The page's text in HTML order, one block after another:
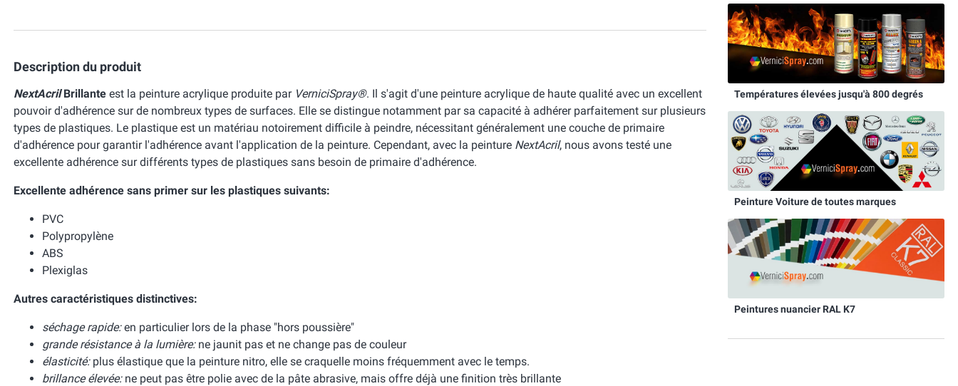
Description du produit
NextAcrilBrillante est la peinture acrylique produite par VerniciSpray®. Il s'agit d'une peinture acrylique de haute qualité avec un excellent
pouvoir d'adhérence sur de nombreux types de surfaces. Elle se distingue notamment par sa capacité à adhérer parfaitement sur plusieurs
types de plastiques. Le plastique est un matériau notoirement difficile à peindre, nécessitant généralement une couche de primaire
d'adhérence pour garantir l'adhérence avant l'application de la peinture. Cependant, avec la peinture NextAcril, nous avons testé une
excellente adhérence sur différents types de plastiques sans besoin de primaire d'adhérence.
Excellente adhérence sans primer sur les plastiques suivants:
PVC
Polypropylène
ABS
Plexiglas
Autres caractéristiques distinctives:
séchage rapide:en particulier lors de la phase "hors poussière"
grande résistance à la lumière:ne jaunit pas et ne change pas de couleur
élasticité:plus élastique que la peinture nitro, elle se craquelle moins fréquemment avec le temps.
brillance élevée:ne peut pas être polie avec de la pâte abrasive, mais offre déjà une finition très brillante
Températures élevées jusqu'à 800 degrés
Peinture Voiture de toutes marques
Peintures nuancier RAL K7